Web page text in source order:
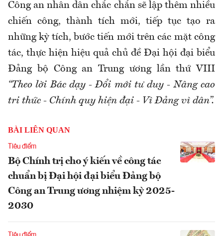
Công an nhân dân chắc chắn sẽ lập thêm nhiều
chiến công, thành tích mới, tiếp tục tạo ra
những kỳ tích, bước tiến mới trên các mặt công
tác, thực hiện hiệu quả chủ đề Đại hội đại biểu
Đảng bộ Công an Trung ương lần thứ VIII
“Theo lời Bác dạy - Đổi mới tư duy - Nâng cao
tri thức - Chính quy hiện đại - Vì Đảng vì dân”.
BÀI LIÊN QUAN
Tiêu điểm
Bộ Chính trị cho ý kiến về công tác
chuẩn bị Đại hội đại biểu Đảng bộ
Công an Trung ương nhiệm kỳ 2025-
2030